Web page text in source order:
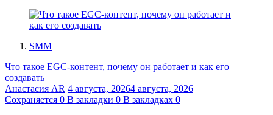
SMM
Что такое EGC-контент, почему он работает и как его
создавать
Анастасия AR 4 августа, 20264 августа, 2026
Сохраняется 0 В закладки 0 В закладках 0